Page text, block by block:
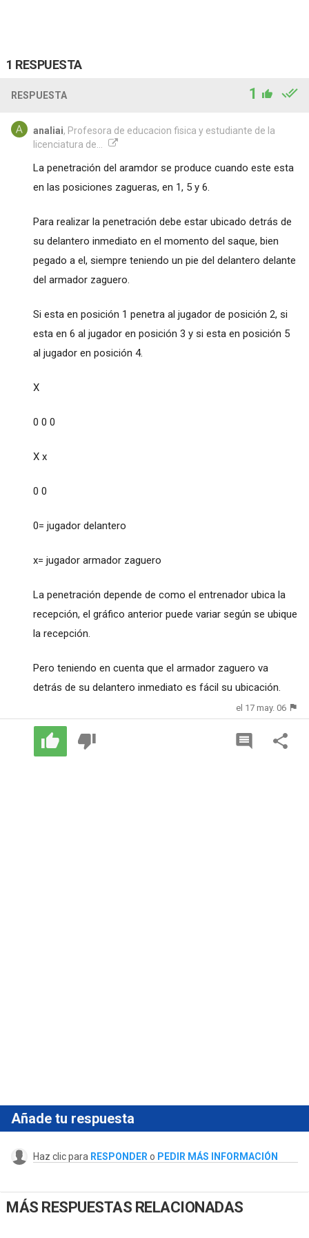
1 RESPUESTA
RESPUESTA 1
analiai, Profesora de educacion fisica y estudiante de la
licenciatura de...
La penetración del aramdor se produce cuando este esta
en las posiciones zagueras, en 1, 5 y 6.
Para realizar la penetración debe estar ubicado detrás de
su delantero inmediato en el momento del saque, bien
pegado a el, siempre teniendo un pie del delantero delante
del armador zaguero.
Si esta en posición 1 penetra al jugador de posición 2, si
esta en 6 al jugador en posición 3 y si esta en posición 5
al jugador en posición 4.
X
0 0 0
X x
0 0
0= jugador delantero
x= jugador armador zaguero
La penetración depende de como el entrenador ubica la
recepción, el gráfico anterior puede variar según se ubique
la recepción.
Pero teniendo en cuenta que el armador zaguero va
detrás de su delantero inmediato es fácil su ubicación.
el 17 may. 06
Añade tu respuesta
Haz clic para RESPONDER o PEDIR MÁS INFORMACIÓN
MÁS RESPUESTAS RELACIONADAS